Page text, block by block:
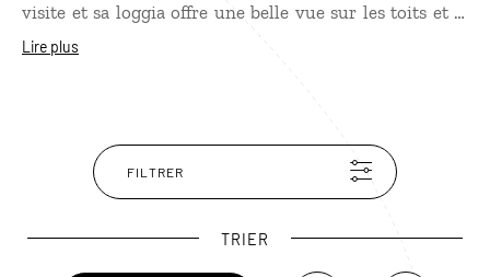
visite et sa loggia offre une belle vue sur les toits et le
clocher de la cathédrale. Séparé de la maison natale, un
Lire plus
FILTRER
TRIER